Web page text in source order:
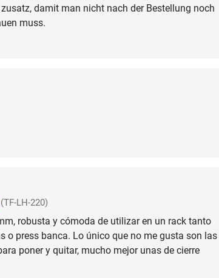
damit man nicht nach der Bestellung noch
muss.
(TF-LH-220)
robusta y cómoda de utilizar en un rack tanto
o press banca. Lo único que no me gusta son las
poner y quitar, mucho mejor unas de cierre